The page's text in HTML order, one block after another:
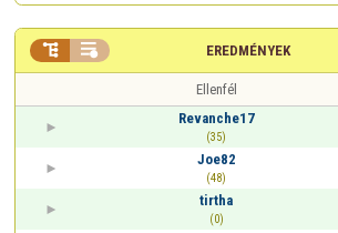
EREDMÉNYEK
 
Ellenfél
Revanche17
(35)
Joe82
(48)
tirtha
(0)